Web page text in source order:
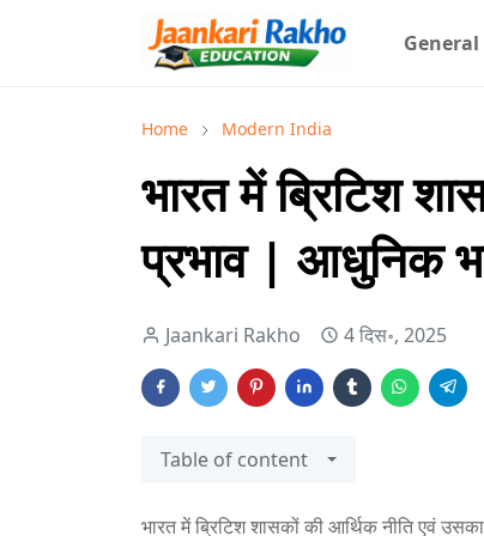
Home Modern India
भारत में ब्रिटिश
प्रभाव | आधुनिक
Jaankari Rakho 4 दिस॰, 2025
Table of content
भारत में ब्रिटिश शासकों की आर्थिक नीति एवं